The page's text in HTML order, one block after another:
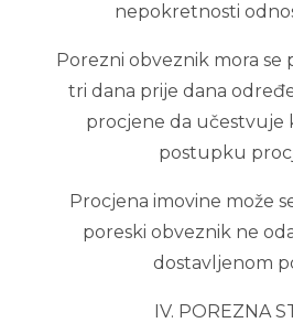
nepokretnosti
Porezni obveznik mora se
tri dana prije dana
procjene da učestvuje
postupku
Procjena imovine može
poreski obveznik ne
dostavljenom
IV. POREZNA